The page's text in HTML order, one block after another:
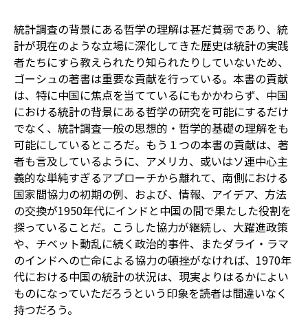
統計調査の背景にある哲学の理解は甚だ貧弱であり、統
計が現在のような立場に深化してきた歴史は統計の実践
者たちにすら教えられたり知られたりしていないため、
ゴーシュの著書は重要な貢献を行っている。本書の貢献
は、特に中国に焦点を当てているにもかかわらず、中国
における統計の背景にある哲学の研究を可能にするだけ
でなく、統計調査一般の思想的・哲学的基礎の理解をも
可能にしているところだ。もう１つの本書の貢献は、著
者も言及しているように、アメリカ、或いはソ連中心主
義的な単純すぎるアプローチから離れて、南側における
国家間協力の初期の例、および、情報、アイデア、方法
の交換が1950年代にインドと中国の間で果たした役割を
探っていることだ。こうした協力が継続し、大躍進政策
や、チベット動乱に続く政治的事件、またダライ・ラマ
のインドへの亡命による協力の頓挫がなければ、1970年
代における中国の統計の状況は、現実よりはるかによい
ものになっていただろうという印象を読者は間違いなく
持つだろう。